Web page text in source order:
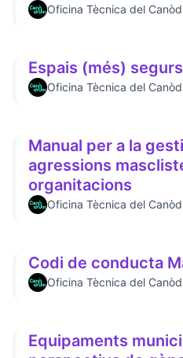
Oficina Tècnica del
Espais (més)
Oficina Tècnica del
Manual per a la
agressions
organitacions
Oficina Tècnica del
Codi de conducta
Oficina Tècnica del
Equipaments